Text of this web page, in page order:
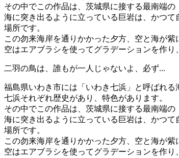
その中でこの作品は、茨城県に接する最南端の
海に突き出るように立っている巨岩は、かつ
場所です。
この勿来海岸を通りかかった夕方、空と海が紫
空はエアブラシを使ってグラデーションを作
二羽の鳥は、誰もが一人じゃないよ、必ず...
福島県いわき市には「いわき七浜」と呼ばれる
七浜それぞれ歴史があり、特色があります。
その中でこの作品は、茨城県に接する最南端の
海に突き出るように立っている巨岩は、かつ
場所です。
この勿来海岸を通りかかった夕方、空と海が紫
空はエアブラシを使ってグラデーションを作